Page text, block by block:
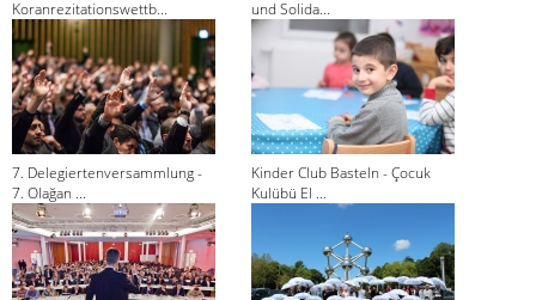
Koranrezitationswettb...
und Solida...
7. Delegiertenversammlung -
7. Olağan ...
Kinder Club Basteln - Çocuk
Kulübü El ...